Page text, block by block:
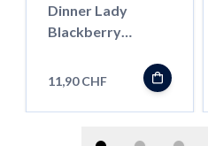
Dinner Lady
Blackberry
''LongFill''
11,90 CHF